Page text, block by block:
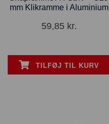
mm Klikramme i Aluminium
59,85 kr.
TILFØJ TIL KURV